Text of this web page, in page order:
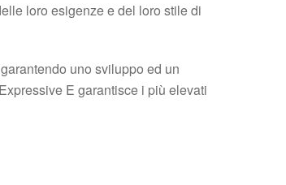
loro esigenze e del loro stile di
uno sviluppo ed un
E garantisce i più elevati